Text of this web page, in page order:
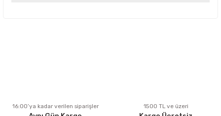
Ürün fiyatı diğer sitelerden daha pahalı.
16:00’ya kadar verilen siparişler 1500 TL ve üzeri